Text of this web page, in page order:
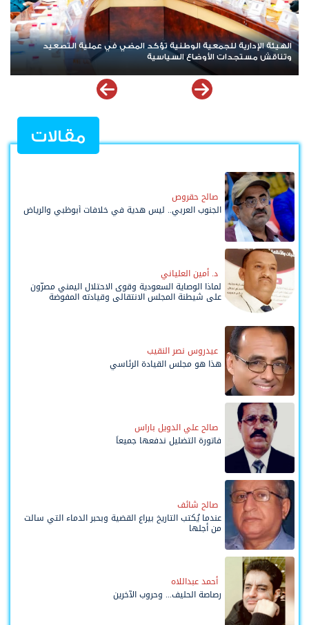
الأمانة العامة تعقد اجتماعها الدوري وتقف أمام مستجدات المشهد
السياسي والاقتصادي في الجنوب
مقالات
صالح حقروص
الجنوب العربي.. ليس هدية في خلافات أبوظبي والرياض
د. أمين العلياني
لماذا الوصاية السعودية وقوى الاحتلال اليمني مصرّون
على شيطنة المجلس الانتقالي وقيادته المفوضة
عيدروس نصر النقيب
هذا هو مجلس القيادة الرئاسي
صالح علي الدويل باراس
فاتورة التضليل ندفعها جميعاً
صالح شائف
عندما يُكتب التاريخ بيراع القضية وبحبر الدماء التي سالت
من أجلها
أحمد عبداللاه
رصاصة الحليف... وحروب الآخرين